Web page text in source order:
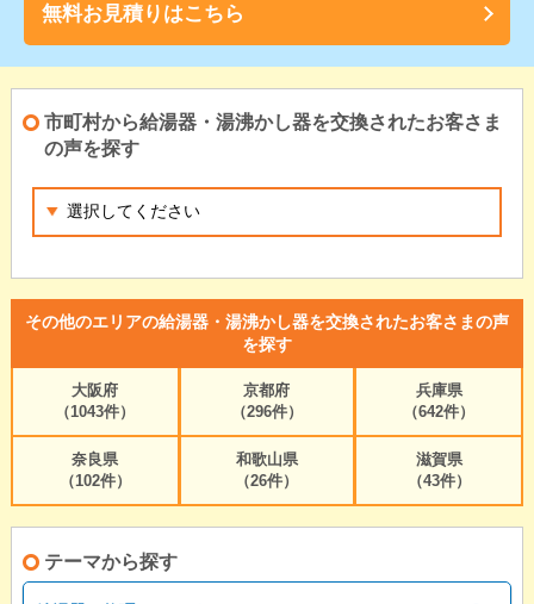
無料お見積りはこちら
市町村から給湯器・湯沸かし器を交換されたお客さま
の声を探す
その他のエリアの給湯器・湯沸かし器を交換されたお客さまの声
を探す
大阪府
（1043件）
京都府
（296件）
兵庫県
（642件）
奈良県
（102件）
和歌山県
（26件）
滋賀県
（43件）
テーマから探す